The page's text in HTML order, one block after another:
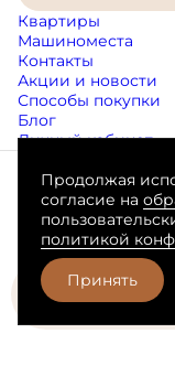
Квартиры
Машиноместа
Контакты
Акции и новости
Способы покупки
Блог
Личный кабинет
Согласие на
Любая информация,
исключительно
публичной офертой,
РФ.
Разработано
Продолжая
согласие на
политикой
Принять